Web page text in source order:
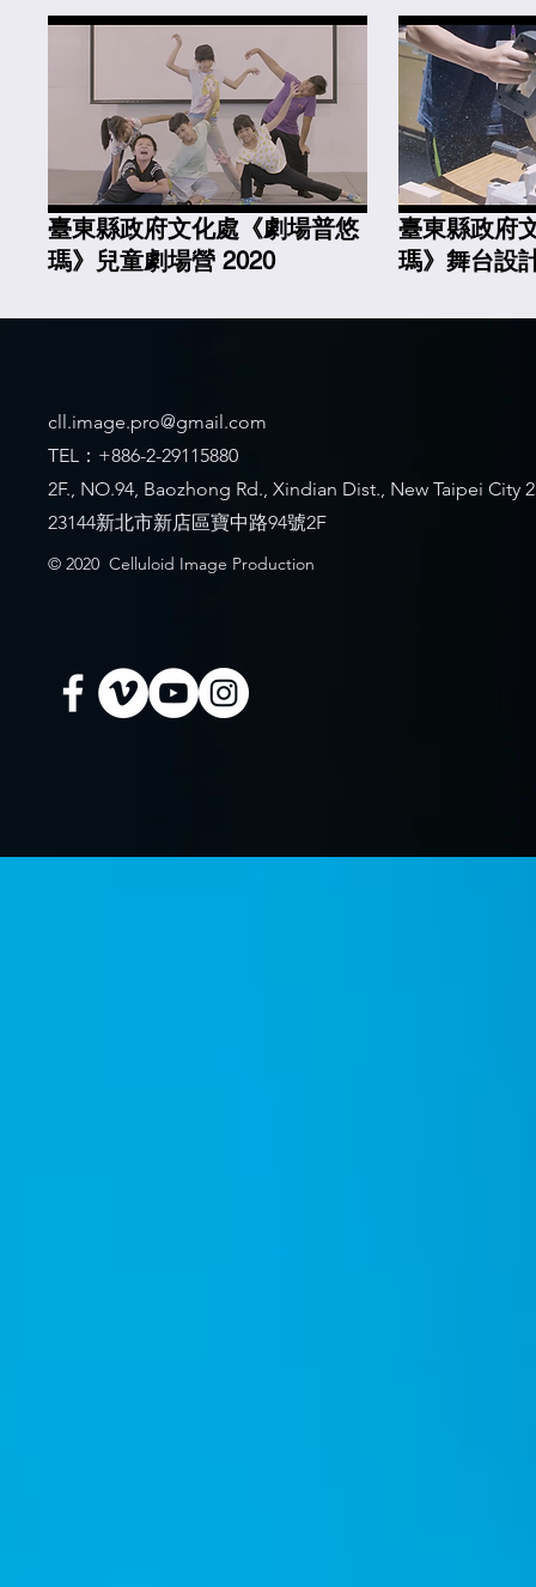
臺東縣政府文化處《劇場普悠
瑪》兒童劇場營 2020
臺東縣政府
瑪》舞台設
cll.image.pro@gmail.com
TEL：+886-2-29115880
2F., NO.94, Baozhong Rd., Xindian Dist., New Taipei City
23144新北市新店區寶中路94號2F
© 2020 Celluloid Image Production